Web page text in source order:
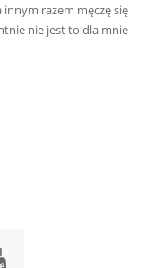
razem męczę się
nie jest to dla mnie